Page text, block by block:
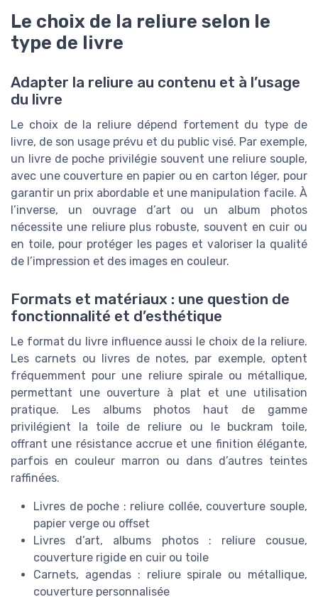
Le choix de la reliure selon le
type de livre
Adapter la reliure au contenu et à l’usage
du livre
Le choix de la reliure dépend fortement du type de
livre, de son usage prévu et du public visé. Par exemple,
un livre de poche privilégie souvent une reliure souple,
avec une couverture en papier ou en carton léger, pour
garantir un prix abordable et une manipulation facile. À
l’inverse, un ouvrage d’art ou un album photos
nécessite une reliure plus robuste, souvent en cuir ou
en toile, pour protéger les pages et valoriser la qualité
de l’impression et des images en couleur.
Formats et matériaux : une question de
fonctionnalité et d’esthétique
Le format du livre influence aussi le choix de la reliure.
Les carnets ou livres de notes, par exemple, optent
fréquemment pour une reliure spirale ou métallique,
permettant une ouverture à plat et une utilisation
pratique. Les albums photos haut de gamme
privilégient la toile de reliure ou le buckram toile,
offrant une résistance accrue et une finition élégante,
parfois en couleur marron ou dans d’autres teintes
raffinées.
Livres de poche : reliure collée, couverture souple,
papier verge ou offset
Livres d’art, albums photos : reliure cousue,
couverture rigide en cuir ou toile
Carnets, agendas : reliure spirale ou métallique,
couverture personnalisée